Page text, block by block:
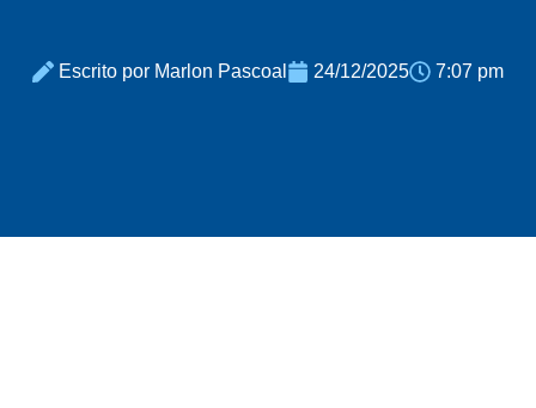
Escrito por Marlon Pascoal 24/12/2025 7:07 pm